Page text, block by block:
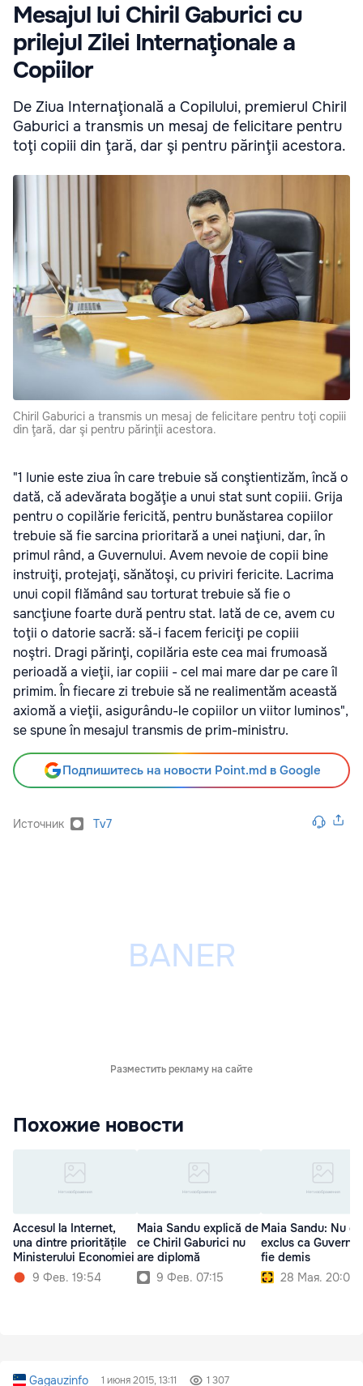
Mesajul lui Chiril Gaburici cu
prilejul Zilei Internaţionale a
Copiilor
De Ziua Internaţională a Copilului, premierul Chiril
Gaburici a transmis un mesaj de felicitare pentru
toţi copiii din ţară, dar şi pentru părinţii acestora.
Chiril Gaburici a transmis un mesaj de felicitare pentru toţi copiii
din ţară, dar şi pentru părinţii acestora.
"1 Iunie este ziua în care trebuie să conştientizăm, încă o
dată, că adevărata bogăţie a unui stat sunt copiii. Grija
pentru o copilărie fericită, pentru bunăstarea copiilor
trebuie să fie sarcina prioritară a unei naţiuni, dar, în
primul rând, a Guvernului. Avem nevoie de copii bine
instruiţi, protejaţi, sănătoşi, cu priviri fericite. Lacrima
unui copil flămând sau torturat trebuie să fie o
sancţiune foarte dură pentru stat. Iată de ce, avem cu
toţii o datorie sacră: să-i facem fericiţi pe copiii
noştri. Dragi părinţi, copilăria este cea mai frumoasă
perioadă a vieţii, iar copiii - cel mai mare dar pe care îl
primim. În fiecare zi trebuie să ne realimentăm această
axiomă a vieţii, asigurându-le copiilor un viitor luminos",
se spune în mesajul transmis de prim-ministru.
Подпишитесь на новости Point.md в Google
Источник Tv7
Разместить рекламу на сайте
Похожие новости
Accesul la Internet,
una dintre prioritățile
Ministerului Economiei
9 Фев. 19:54
Maia Sandu explică de
ce Chiril Gaburici nu
are diplomă
9 Фев. 07:15
Maia Sandu: Nu
exclus ca Guvernul
fie demis
28 Мая. 20:02
Gagauzinfo 1 июня 2015, 13:11 1 307